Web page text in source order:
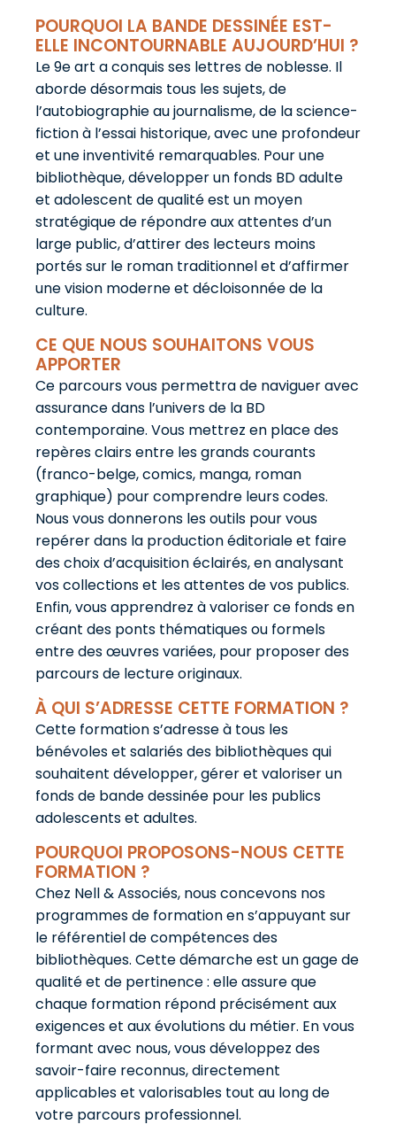
POURQUOI LA BANDE DESSINÉE EST-
ELLE INCONTOURNABLE AUJOURD’HUI ?
Le 9e art a conquis ses lettres de noblesse. Il
aborde désormais tous les sujets, de
l’autobiographie au journalisme, de la science-
fiction à l’essai historique, avec une profondeur
et une inventivité remarquables. Pour une
bibliothèque, développer un fonds BD adulte
et adolescent de qualité est un moyen
stratégique de répondre aux attentes d’un
large public, d’attirer des lecteurs moins
portés sur le roman traditionnel et d’affirmer
une vision moderne et décloisonnée de la
culture.
CE QUE NOUS SOUHAITONS VOUS
APPORTER
Ce parcours vous permettra de naviguer avec
assurance dans l’univers de la BD
contemporaine. Vous mettrez en place des
repères clairs entre les grands courants
(franco-belge, comics, manga, roman
graphique) pour comprendre leurs codes.
Nous vous donnerons les outils pour vous
repérer dans la production éditoriale et faire
des choix d’acquisition éclairés, en analysant
vos collections et les attentes de vos publics.
Enfin, vous apprendrez à valoriser ce fonds en
créant des ponts thématiques ou formels
entre des œuvres variées, pour proposer des
parcours de lecture originaux.
À QUI S’ADRESSE CETTE FORMATION ?
Cette formation s’adresse à tous les
bénévoles et salariés des bibliothèques qui
souhaitent développer, gérer et valoriser un
fonds de bande dessinée pour les publics
adolescents et adultes.
POURQUOI PROPOSONS-NOUS CETTE
FORMATION ?
Chez Nell & Associés, nous concevons nos
programmes de formation en s’appuyant sur
le référentiel de compétences des
bibliothèques. Cette démarche est un gage de
qualité et de pertinence : elle assure que
chaque formation répond précisément aux
exigences et aux évolutions du métier. En vous
formant avec nous, vous développez des
savoir-faire reconnus, directement
applicables et valorisables tout au long de
votre parcours professionnel.